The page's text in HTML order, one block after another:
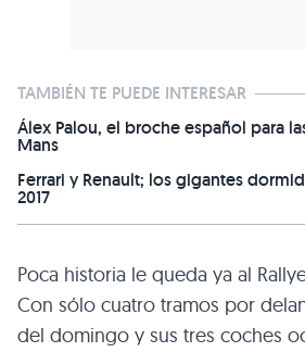
TAMBIÉN TE PUEDE INTERESAR
Álex Palou, el broche español para
Mans
Ferrari y Renault; los gigantes
2017
Poca historia le queda ya al
Con sólo cuatro tramos por
del domingo y sus tres coches